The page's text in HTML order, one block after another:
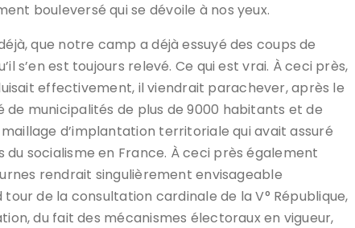
bouleversé qui se dévoile à nos yeux.
que notre camp a déjà essuyé des coups de
s’en est toujours relevé. Ce qui est vrai. À ceci près,
effectivement, il viendrait parachever, après le
municipalités de plus de 9000 habitants et de
d’implantation territoriale qui avait assuré
socialisme en France. À ceci près également
rendrait singulièrement envisageable
de la consultation cardinale de la V° République,
du fait des mécanismes électoraux en vigueur,